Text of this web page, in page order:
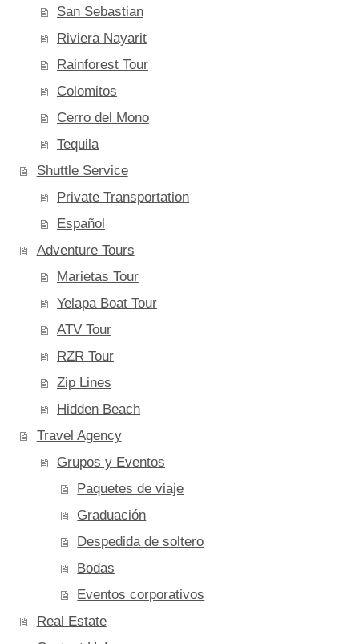
San Sebastian
Riviera Nayarit
Rainforest Tour
Colomitos
Cerro del Mono
Tequila
Shuttle Service
Private Transportation
Español
Adventure Tours
Marietas Tour
Yelapa Boat Tour
ATV Tour
RZR Tour
Zip Lines
Hidden Beach
Travel Agency
Grupos y Eventos
Paquetes de viaje
Graduación
Despedida de soltero
Bodas
Eventos corporativos
Real Estate